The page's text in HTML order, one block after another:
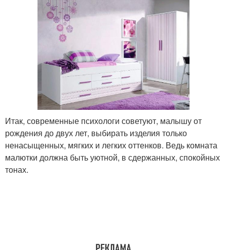
Итак, современные психологи советуют, малышу от
рождения до двух лет, выбирать изделия только
ненасыщенных, мягких и легких оттенков. Ведь комната
малютки должна быть уютной, в сдержанных, спокойных
тонах.